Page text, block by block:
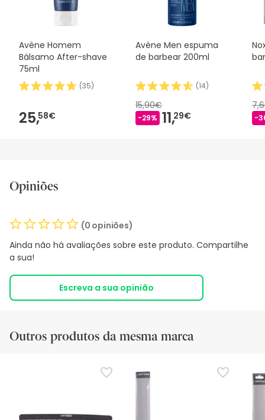
Avène Homem
Bálsamo After-shave
75ml
(35)
25,58€
Avène Men espuma
de barbear 200ml
(14)
15,90€
-29% 11,29€ -
Opiniões
(0 opiniões)
Ainda não há avaliações sobre este produto. Compartilhe
a sua!
Escreva a sua opinião
Outros produtos da mesma marca